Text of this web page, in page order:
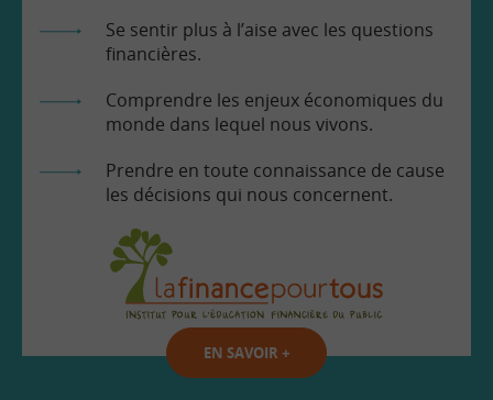
Se sentir plus à l’aise avec les questions
financières.
Comprendre les enjeux économiques du
monde dans lequel nous vivons.
Prendre en toute connaissance de cause
les décisions qui nous concernent.
EN SAVOIR +